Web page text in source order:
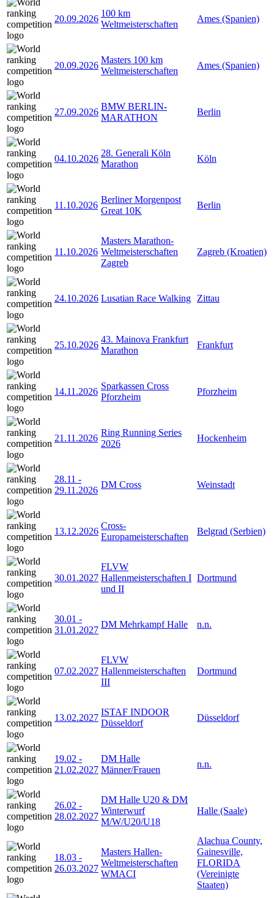
20.09.2026
100 km
Weltmeisterschaften
Ames (Spanien)
20.09.2026
Masters 100 km
Weltmeisterschaften
Ames (Spanien)
27.09.2026
BMW BERLIN-
MARATHON
Berlin
04.10.2026
28. Generali Köln
Marathon
Köln
11.10.2026
Berliner Morgenpost
Great 10K
Berlin
11.10.2026
Masters Marathon-
Weltmeisterschaften
Zagreb
Zagreb (Kroatien)
24.10.2026 Lusatian Race Walking Zittau
25.10.2026
43. Mainova Frankfurt
Marathon
Frankfurt
14.11.2026
Sparkassen Cross
Pforzheim
Pforzheim
21.11.2026
Ring Running Series
2026
Hockenheim
28.11 -
29.11.2026
DM Cross Weinstadt
13.12.2026
Cross-
Europameisterschaften
Belgrad (Serbien)
30.01.2027
FLVW
Hallenmeisterschaften I
und II
Dortmund
30.01 -
31.01.2027
DM Mehrkampf Halle n.n.
07.02.2027
FLVW
Hallenmeisterschaften
III
Dortmund
13.02.2027
ISTAF INDOOR
Düsseldorf
Düsseldorf
19.02 -
21.02.2027
DM Halle
Männer/Frauen
n.n.
26.02 -
28.02.2027
DM Halle U20 & DM
Winterwurf
M/W/U20/U18
Halle (Saale)
18.03 -
26.03.2027
Masters Hallen-
Weltmeisterschaften
WMACI
Alachua County,
Gainesville,
FLORIDA
(Vereinigte
Staaten)